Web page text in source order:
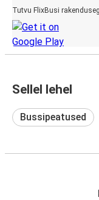
Tutvu FlixBusi
Sellel lehel
Bussipeatused